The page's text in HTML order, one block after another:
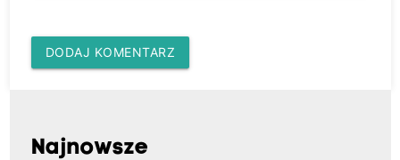
DODAJ KOMENTARZ
Najnowsze